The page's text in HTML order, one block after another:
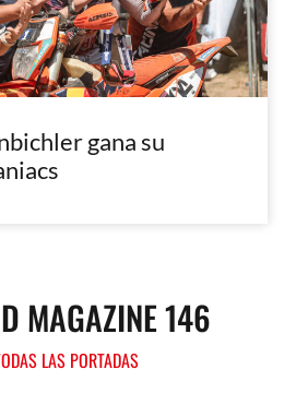
gana su
MAGAZINE 146
LAS PORTADAS